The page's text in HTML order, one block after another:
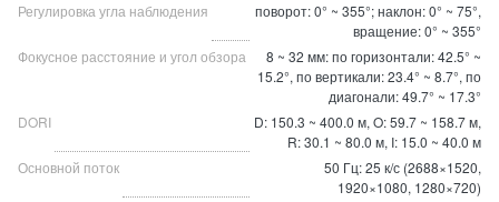
Регулировка угла наблюдения
поворот: 0° ~ 355°; наклон: 0° ~ 75°,
вращение: 0° ~ 355°
Фокусное расстояние и угол обзора
8 ~ 32 мм: по горизонтали: 42.5° ~
15.2°, по вертикали: 23.4° ~ 8.7°, по
диагонали: 49.7° ~ 17.3°
DORI
D: 150.3 ~ 400.0 м, O: 59.7 ~ 158.7 м,
R: 30.1 ~ 80.0 м, I: 15.0 ~ 40.0 м
Основной поток
50 Гц: 25 к/с (2688×1520,
1920×1080, 1280×720)